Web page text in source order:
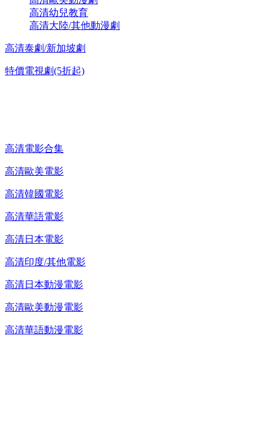
高清幼兒教育
高清大陸/其他動漫劇
高清泰劇/新加坡劇
特價電視劇(5折起)
高清電影合集
高清歐美電影
高清韓國電影
高清華語電影
高清日本電影
高清印度/其他電影
高清日本動漫電影
高清歐美動漫電影
高清華語動漫電影